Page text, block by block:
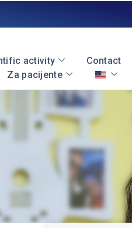
activity
Contact
Za pacijente